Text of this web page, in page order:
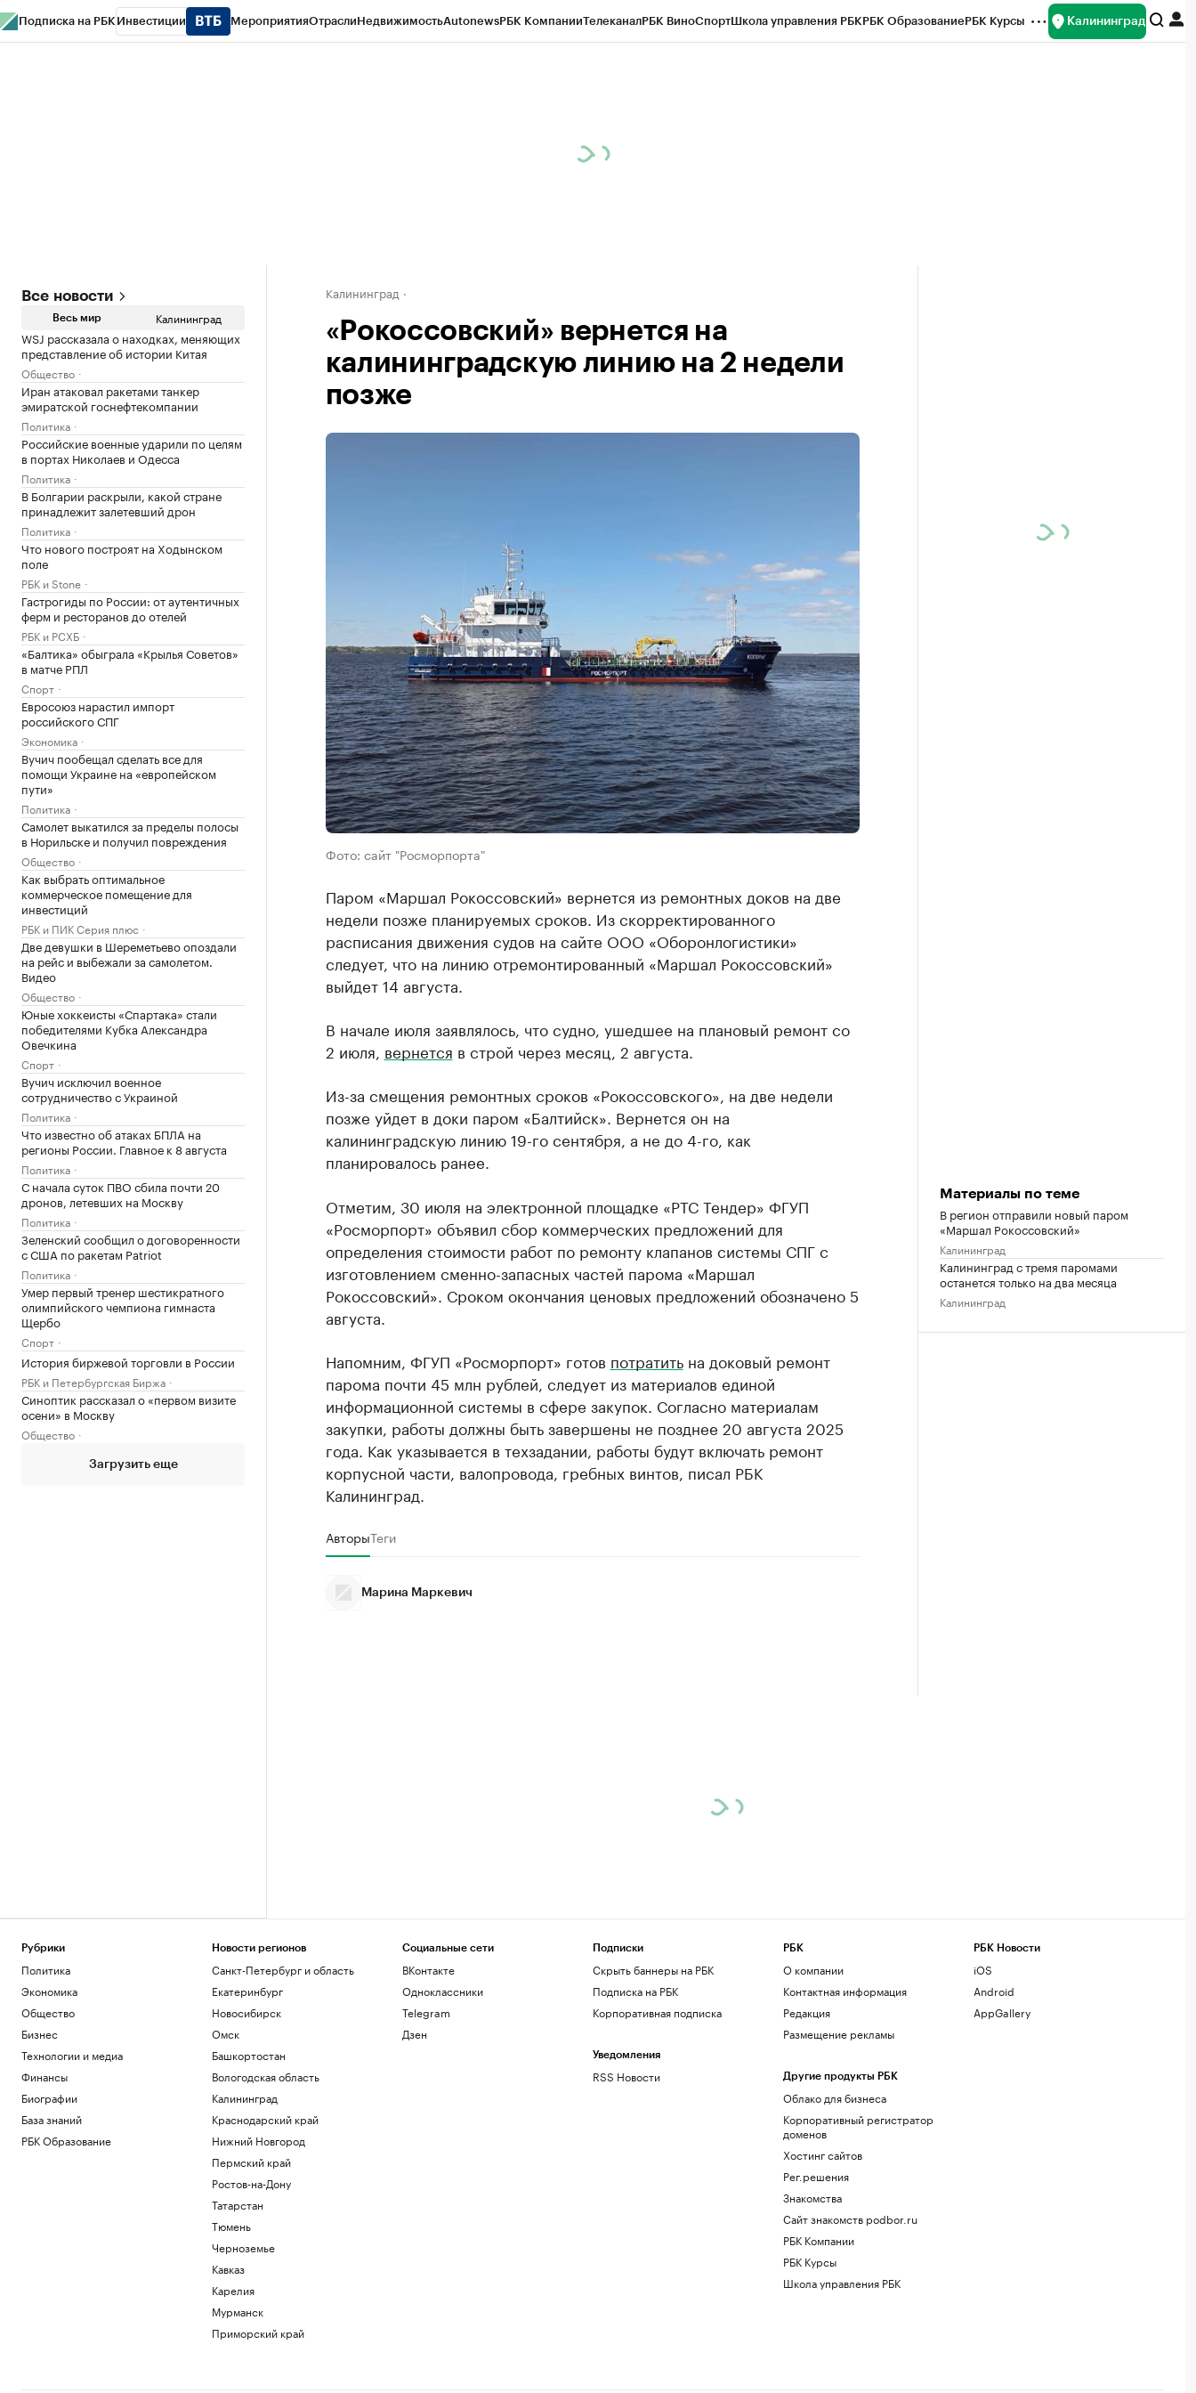
Подписка на РБК Инвестиции МероприятияОтраслиНедвижимостьAutonewsРБК КомпанииТелеканалРБК ВиноСпортШкола управления РБКРБК ОбразованиеРБК Курсы Калининград
Все новости
Весь мир Калининград
WSJ рассказала о находках, меняющих
представление об истории Китая
Общество
Иран атаковал ракетами танкер
эмиратской госнефтекомпании
Политика
Российские военные ударили по целям
в портах Николаев и Одесса
Политика
В Болгарии раскрыли, какой стране
принадлежит залетевший дрон
Политика
Что нового построят на Ходынском
поле
РБК и Stone
Гастрогиды по России: от аутентичных
ферм и ресторанов до отелей
РБК и РСХБ
«Балтика» обыграла «Крылья Советов»
в матче РПЛ
Спорт
Евросоюз нарастил импорт
российского СПГ
Экономика
Вучич пообещал сделать все для
помощи Украине на «европейском
пути»
Политика
Самолет выкатился за пределы полосы
в Норильске и получил повреждения
Общество
Как выбрать оптимальное
коммерческое помещение для
инвестиций
РБК и ПИК Серия плюс
Две девушки в Шереметьево опоздали
на рейс и выбежали за самолетом.
Видео
Общество
Юные хоккеисты «Спартака» стали
победителями Кубка Александра
Овечкина
Спорт
Вучич исключил военное
сотрудничество с Украиной
Политика
Что известно об атаках БПЛА на
регионы России. Главное к 8 августа
Политика
С начала суток ПВО сбила почти 20
дронов, летевших на Москву
Политика
Зеленский сообщил о договоренности
с США по ракетам Patriot
Политика
Умер первый тренер шестикратного
олимпийского чемпиона гимнаста
Щербо
Спорт
История биржевой торговли в России
РБК и Петербургская Биржа
Синоптик рассказал о «первом визите
осени» в Москву
Общество
Загрузить еще
Калининград
«Рокоссовский» вернется на
калининградскую линию на 2 недели
позже
Фото: сайт "Росморпорта"
Паром «Маршал Рокоссовский» вернется из ремонтных доков на две
недели позже планируемых сроков. Из скорректированного
расписания движения судов на сайте ООО «Оборонлогистики»
следует, что на линию отремонтированный «Маршал Рокоссовский»
выйдет 14 августа.
В начале июля заявлялось, что судно, ушедшее на плановый ремонт со
2 июля, вернется в строй через месяц, 2 августа.
Из-за смещения ремонтных сроков «Рокоссовского», на две недели
позже уйдет в доки паром «Балтийск». Вернется он на
калининградскую линию 19-го сентября, а не до 4-го, как
планировалось ранее.
Отметим, 30 июля на электронной площадке «РТС Тендер» ФГУП
«Росморпорт» объявил сбор коммерческих предложений для
определения стоимости работ по ремонту клапанов системы СПГ с
изготовлением сменно-запасных частей парома «Маршал
Рокоссовский». Сроком окончания ценовых предложений обозначено 5
августа.
Напомним, ФГУП «Росморпорт» готов потратитьна доковый ремонт
парома почти 45 млн рублей, следует из материалов единой
информационной системы в сфере закупок. Согласно материалам
закупки, работы должны быть завершены не позднее 20 августа 2025
года. Как указывается в техзадании, работы будут включать ремонт
корпусной части, валопровода, гребных винтов, писал РБК
Калининград.
АвторыТеги
Марина Маркевич
Материалы по теме
В регион отправили новый паром
«Маршал Рокоссовский»
Калининград
Калининград с тремя паромами
останется только на два месяца
Калининград
Рубрики
Политика
Экономика
Общество
Бизнес
Технологии и медиа
Финансы
Биографии
База знаний
РБК Образование
Новости регионов
Санкт-Петербург и область
Екатеринбург
Новосибирск
Омск
Башкортостан
Вологодская область
Калининград
Краснодарский край
Нижний Новгород
Пермский край
Ростов-на-Дону
Татарстан
Тюмень
Черноземье
Кавказ
Карелия
Мурманск
Приморский край
Социальные сети
ВКонтакте
Одноклассники
Telegram
Дзен
Подписки
Скрыть баннеры на РБК
Подписка на РБК
Корпоративная подписка
Уведомления
RSS Новости
РБК
О компании
Контактная информация
Редакция
Размещение рекламы
Другие продукты РБК
Облако для бизнеса
Корпоративный регистратор
доменов
Хостинг сайтов
Рег.решения
Знакомства
Сайт знакомств podbor.ru
РБК Компании
РБК Курсы
Школа управления РБК
РБК Новости
iOS
Android
AppGallery